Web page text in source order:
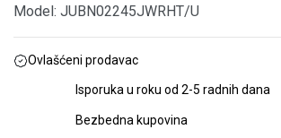
Model: JUBN02245JWRHT/U
Ovlašćeni prodavac
Isporuka u roku od 2-5 radnih dana
Bezbedna kupovina